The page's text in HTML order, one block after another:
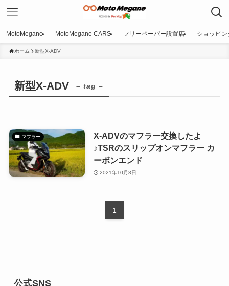
MotoMegane MotoMegane CARS フリーペーパー設置店 ショッピン
ホーム 新型X-ADV
新型X-ADV – tag –
マフラー
X-ADVのマフラー交換したよ
♪TSRのスリップオンマフラー カ
ーボンエンド
2021年10月8日
1
公式SNS